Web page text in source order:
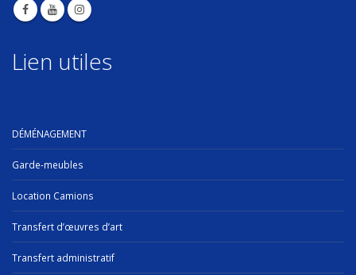
Lien utiles
DÉMÉNAGEMENT
Garde-meubles
Location Camions
Transfert d’œuvres d’art
Transfert administratif